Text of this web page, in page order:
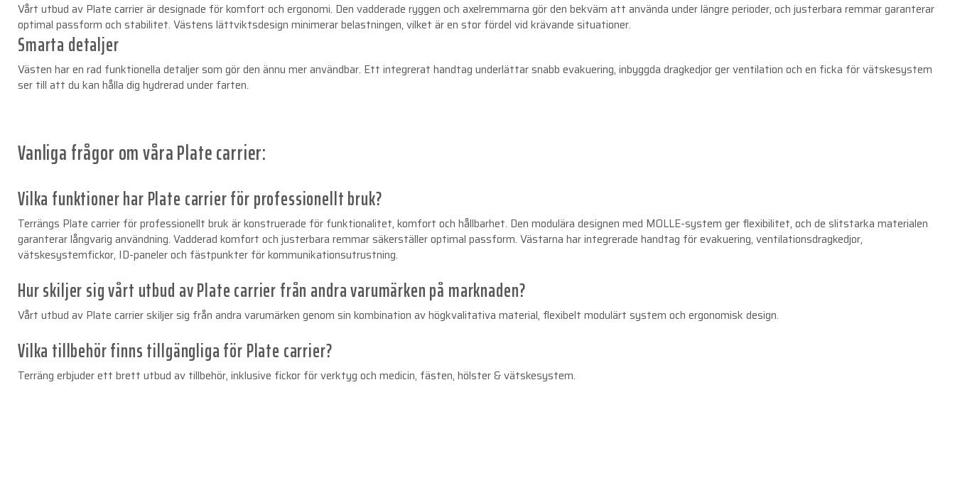
Vårt utbud av Plate carrier är designade för komfort och ergonomi. Den vadderade ryggen och axelremmarna gör den bekväm att använda under längre perioder, och justerbara remmar garanterar
optimal passform och stabilitet. Västens lättviktsdesign minimerar belastningen, vilket är en stor fördel vid krävande situationer.
Smarta detaljer
Västen har en rad funktionella detaljer som gör den ännu mer användbar. Ett integrerat handtag underlättar snabb evakuering, inbyggda dragkedjor ger ventilation och en ficka för vätskesystem
ser till att du kan hålla dig hydrerad under farten.
Vanliga frågor om våra Plate carrier:
Vilka funktioner har Plate carrier för professionellt bruk?
Terrängs Plate carrier för professionellt bruk är konstruerade för funktionalitet, komfort och hållbarhet. Den modulära designen med MOLLE-system ger flexibilitet, och de slitstarka materialen
garanterar långvarig användning. Vadderad komfort och justerbara remmar säkerställer optimal passform. Västarna har integrerade handtag för evakuering, ventilationsdragkedjor,
vätskesystemfickor, ID-paneler och fästpunkter för kommunikationsutrustning.
Hur skiljer sig vårt utbud av Plate carrier från andra varumärken på marknaden?
Vårt utbud av Plate carrier skiljer sig från andra varumärken genom sin kombination av högkvalitativa material, flexibelt modulärt system och ergonomisk design.
Vilka tillbehör finns tillgängliga för Plate carrier?
Terräng erbjuder ett brett utbud av tillbehör, inklusive fickor för verktyg och medicin, fästen, hölster & vätskesystem.